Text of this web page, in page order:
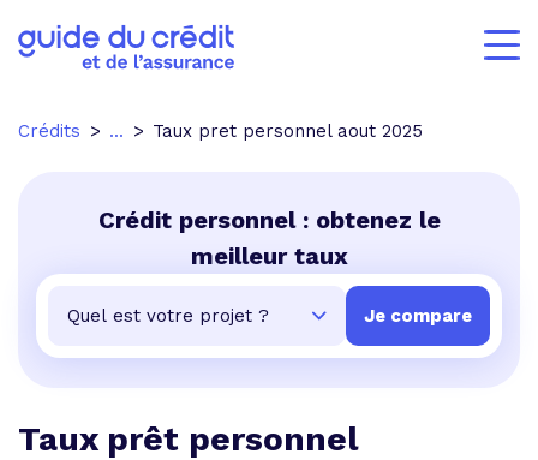
Crédits ... Taux pret personnel aout 2025
Crédit personnel : obtenez le
meilleur taux
Taux prêt personnel